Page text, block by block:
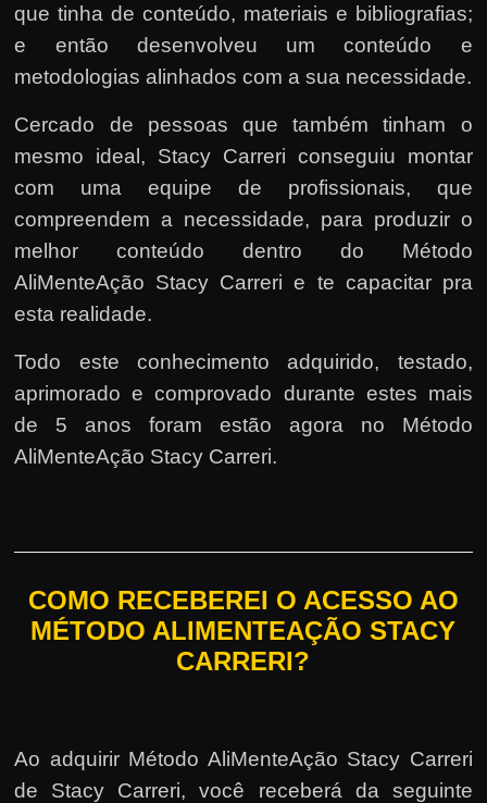
que tinha de conteúdo, materiais e bibliografias;
e então desenvolveu um conteúdo e
metodologias alinhados com a sua necessidade.
Cercado de pessoas que também tinham o
mesmo ideal, Stacy Carreri conseguiu montar
com uma equipe de profissionais, que
compreendem a necessidade, para produzir o
melhor conteúdo dentro do Método
AliMenteAção Stacy Carreri e te capacitar pra
esta realidade.
Todo este conhecimento adquirido, testado,
aprimorado e comprovado durante estes mais
de 5 anos foram estão agora no Método
AliMenteAção Stacy Carreri.
COMO RECEBEREI O ACESSO AO
MÉTODO ALIMENTEAÇÃO STACY
CARRERI?
Ao adquirir Método AliMenteAção Stacy Carreri
de Stacy Carreri, você receberá da seguinte